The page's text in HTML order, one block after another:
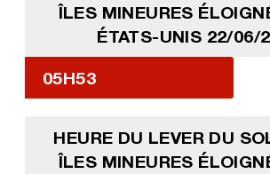
ÎLES MINEURES
ÉTATS-UNIS 22/06/
05H53
HEURE DU LEVER DU
ÎLES MINEURES